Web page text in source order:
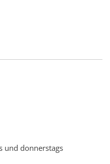
und donnerstags